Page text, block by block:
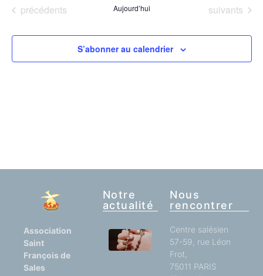
Évènements
précédents Aujourd’hui Évènements
suivants
S’abonner au calendrier
Association
Saint
François de
Sales
Notre
actualité
Un si
grand
réconfort !
Nous
rencontrer
Centre salésien
57-59, rue Léon
Frot,
75011 PARIS